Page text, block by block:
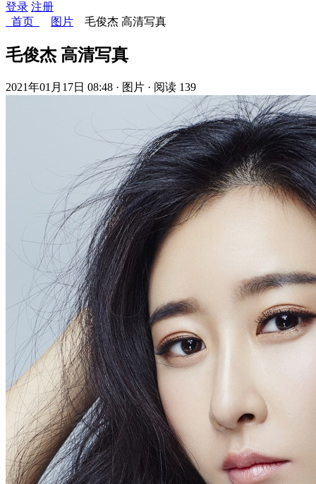
登录 注册
首页
图片 毛俊杰 高清写真
毛俊杰 高清写真
2021年01月17日 08:48 · 图片 · 阅读 139